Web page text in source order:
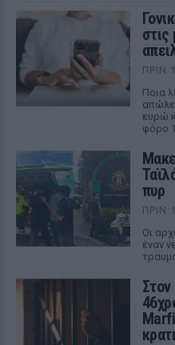
ΠΡΙΝ
Ποια
ευρώ
φόρο
πυρ
ΠΡΙΝ
Οι
έναν